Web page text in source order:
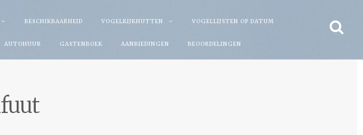
BESCHIKBAARHEID VOGELKIJKHUTTEN VOGELLIJSTEN OP DATUM
AUTOHUUR GASTENBOEK AANBIEDINGEN BEOORDELINGEN